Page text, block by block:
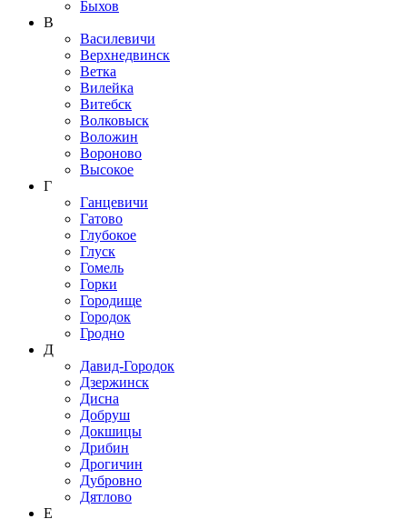
Быхов
В
Василевичи
Верхнедвинск
Ветка
Вилейка
Витебск
Волковыск
Воложин
Вороново
Высокое
Г
Ганцевичи
Гатово
Глубокое
Глуск
Гомель
Горки
Городище
Городок
Гродно
Д
Давид-Городок
Дзержинск
Дисна
Добруш
Докшицы
Дрибин
Дрогичин
Дубровно
Дятлово
Е